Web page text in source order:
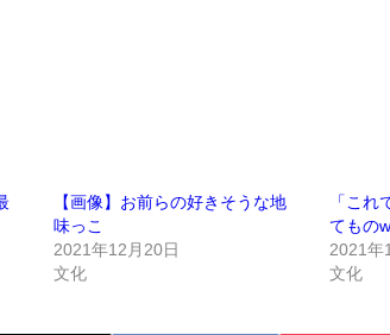
【画像】お前らの好きそうな地
味っこ
2021年12月20日
文化
「これ
てもの
2021年
文化